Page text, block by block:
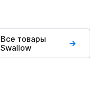
Все товары
Swallow